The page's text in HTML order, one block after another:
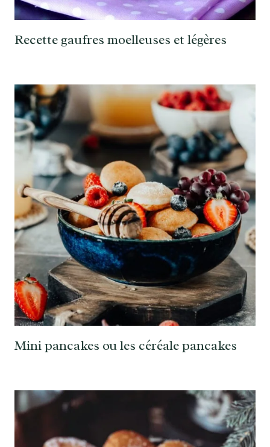
Recette gaufres moelleuses et légères
Mini pancakes ou les céréale pancakes